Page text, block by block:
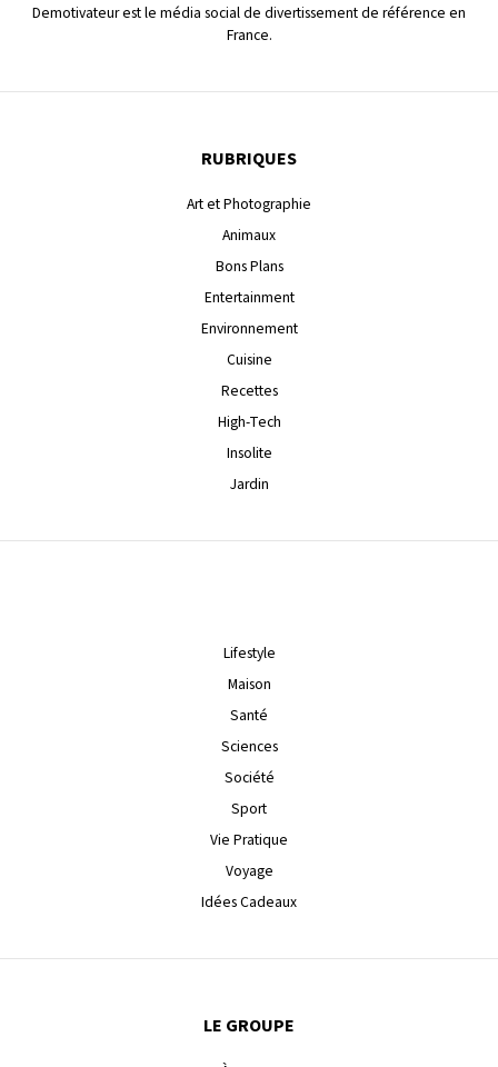
Demotivateur est le média social de divertissement de référence en
France.
RUBRIQUES
Art et Photographie
Animaux
Bons Plans
Entertainment
Environnement
Cuisine
Recettes
High-Tech
Insolite
Jardin
Lifestyle
Maison
Santé
Sciences
Société
Sport
Vie Pratique
Voyage
Idées Cadeaux
LE GROUPE